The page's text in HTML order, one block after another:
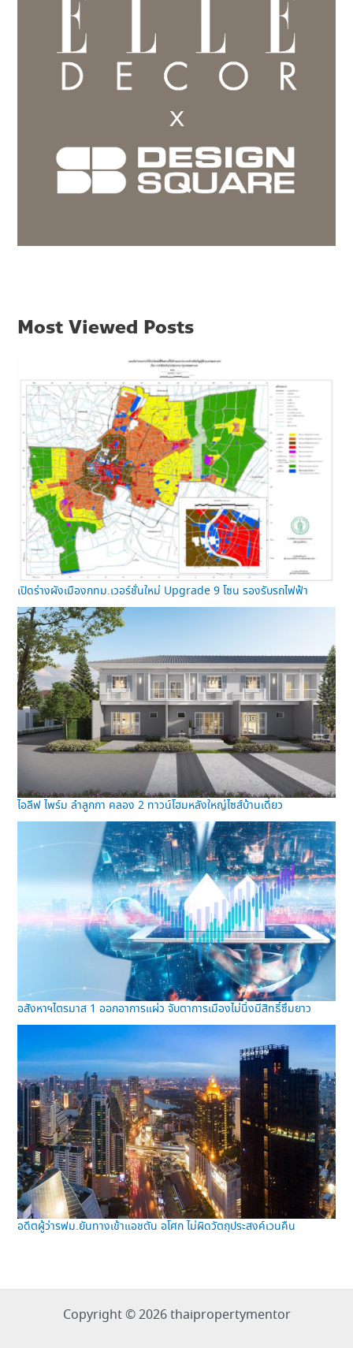
Most Viewed Posts
เปิดร่างผังเมืองกทม.เวอร์ชั่นใหม่ Upgrade 9 โซน รองรับรถไฟฟ้า
ไอลีฟ ไพร์ม ลำลูกกา คลอง 2 ทาวน์โฮมหลังใหญ่ไซส์บ้านเดี่ยว
อสังหาฯไตรมาส 1 ออกอาการแผ่ว จับตาการเมืองไม่นิ่งมีสิทธิ์ซึมยาว
อดีตผู้ว่ารฟม.ยันทางเข้าแอชตัน อโศก ไม่ผิดวัตถุประสงค์เวนคืน
Copyright © 2026 thaipropertymentor